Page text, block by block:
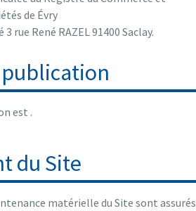
de Évry
rue René RAZEL 91400 Saclay.
est .
du Site
matérielle du Site sont assurés